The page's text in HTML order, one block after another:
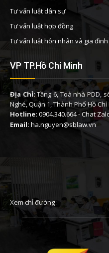
Tư vấn luật dân sự
Tư vấn luật hợp đồng
Tư vấn luật hôn nhân và gia đình
VP TP.Hồ Chí Minh
Địa Chỉ:Tầng 6, Toà nhà PDD,
Nghé, Quận 1, Thành Phố Hồ Chí
Hotline: 0904.340.664-Chat
Email: ha.nguyen@sblaw.vn
Xem chỉ đường :